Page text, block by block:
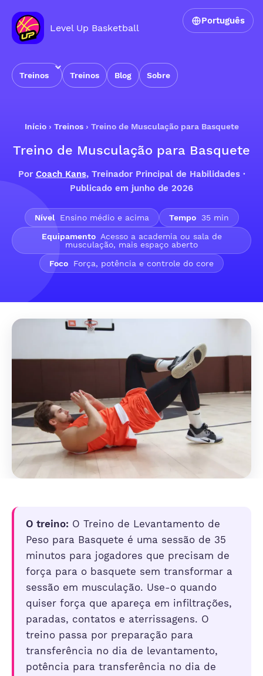
Level Up Basketball
Treinos Treinos Blog Sobre
Português
Início› Treinos› Treino de Musculação para Basquete
Treino de Musculação para Basquete
Por Coach Kans, Treinador Principal de Habilidades ·
Publicado em junho de 2026
Nível Ensino médio e acima Tempo
35 min
Equipamento Acesso a academia ou sala de
musculação, mais espaço aberto
Foco
Força, potência e controle do core
O treino: O Treino de Levantamento de
Peso para Basquete é uma sessão de 35
minutos para jogadores que precisam de
força para o basquete sem transformar a
sessão em musculação. Use-o quando
quiser força que apareça em infiltrações,
paradas, contatos e aterrissagens. O
treino passa por preparação para
transferência no dia de levantamento,
potência para transferência no dia de